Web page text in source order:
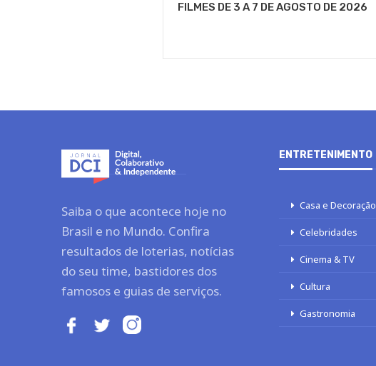
FILMES DE 3 A 7 DE AGOSTO DE 2026
Saiba o que acontece hoje no
Brasil e no Mundo. Confira
resultados de loterias, notícias
do seu time, bastidores dos
famosos e guias de serviços.
ENTRETENIMENTO
Casa e Decoração
Celebridades
Cinema & TV
Cultura
Gastronomia